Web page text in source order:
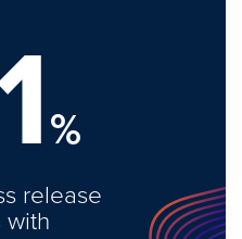
%
release
with